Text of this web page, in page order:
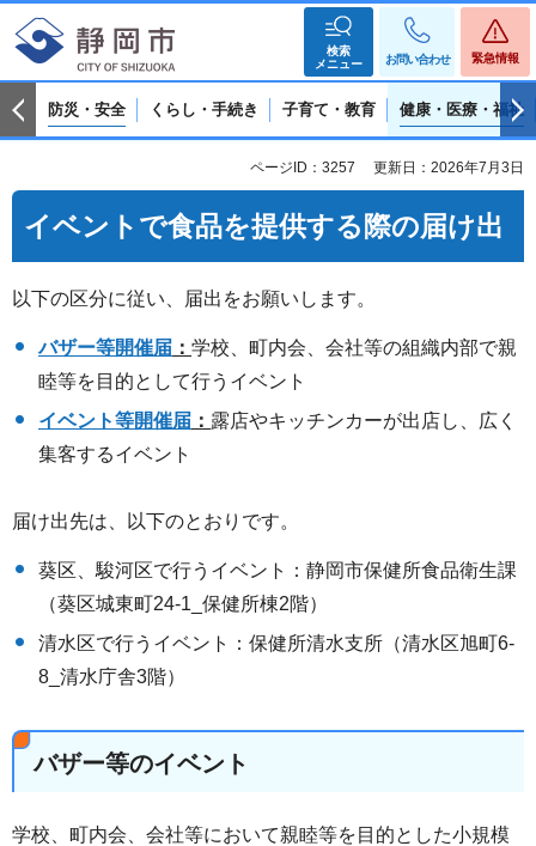
検索
メニュー
お問い合わせ 緊急情報
防災・安全 くらし・手続き 子育て・教育 健康・医療・福祉
ページID：3257 更新日：2026年7月3日
イベントで食品を提供する際の届け出
以下の区分に従い、届出をお願いします。
バザー等開催届 ： 学校、町内会、会社等の組織内部で親
睦等を目的として行うイベント
イベント等開催届 ： 露店やキッチンカーが出店し、広く
集客するイベント
届け出先は、以下のとおりです。
葵区、駿河区で行うイベント：静岡市保健所食品衛生課
（葵区城東町24-1_保健所棟2階）
清水区で行うイベント：保健所清水支所（清水区旭町6-
8_清水庁舎3階）
バザー等のイベント
学校、町内会、会社等において親睦等を目的とした小規模